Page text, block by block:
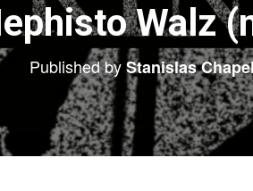
Walz
Published byStanislas